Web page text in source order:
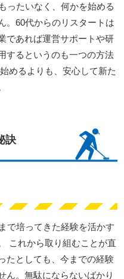
ったいなく、何かを始める
。60代からのリスタートは
であれば運営サポートや研
するというのも一つの方法
めるよりも、安心して新た
訣
で培ってきた経験を活かす
これから取り組むことが直
たとしても、今までの経験
ん。無駄にならないばかり